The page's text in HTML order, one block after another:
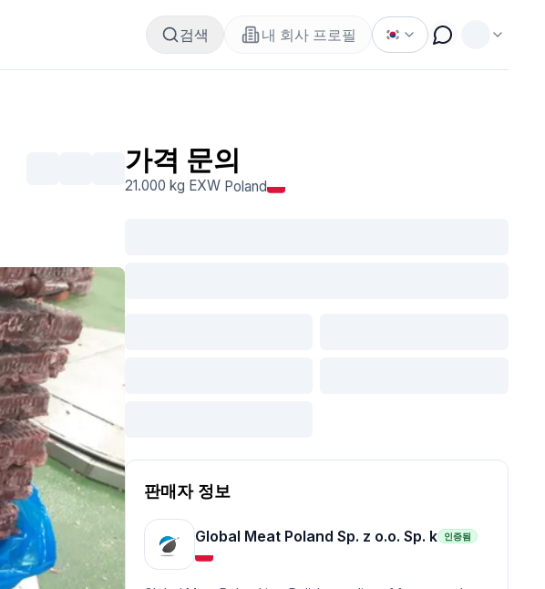
검색 내 회사 프로필
가격 문의
21.000 kg EXW Poland
판매자 정보
Global Meat Poland Sp. z o.o. Sp. k 인증됨